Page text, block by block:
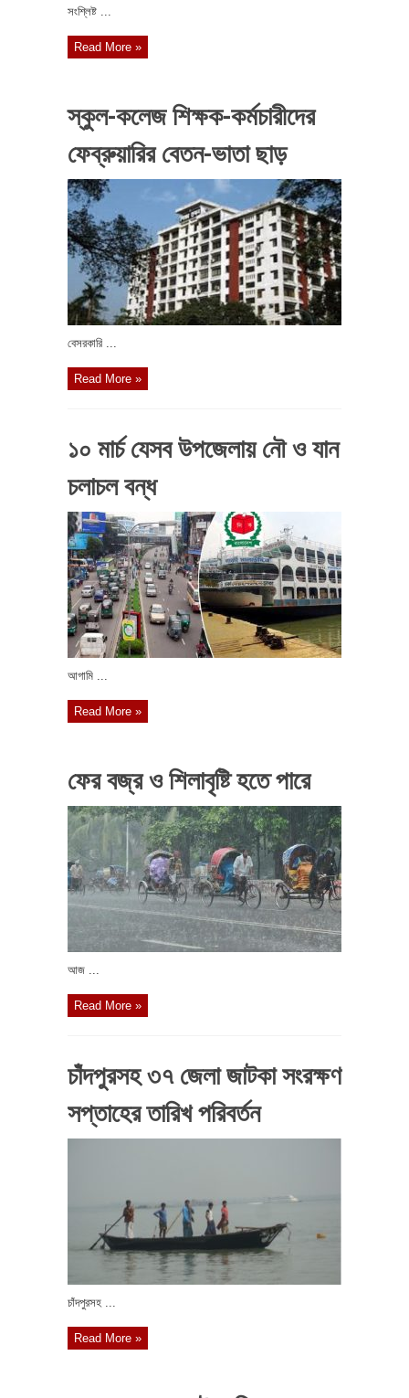
সংশ্লিষ্ট ...
Read More »
স্কুল-কলেজ শিক্ষক-কর্মচারীদের
ফেব্রুয়ারির বেতন-ভাতা ছাড়
বেসরকারি ...
Read More »
১০ মার্চ যেসব উপজেলায় নৌ ও যান
চলাচল বন্ধ
আগামি ...
Read More »
ফের বজ্র ও শিলাবৃষ্টি হতে পারে
আজ ...
Read More »
চাঁদপুরসহ ৩৭ জেলা জাটকা সংরক্ষণ
সপ্তাহের তারিখ পরিবর্তন
চাঁদপুরসহ ...
Read More »